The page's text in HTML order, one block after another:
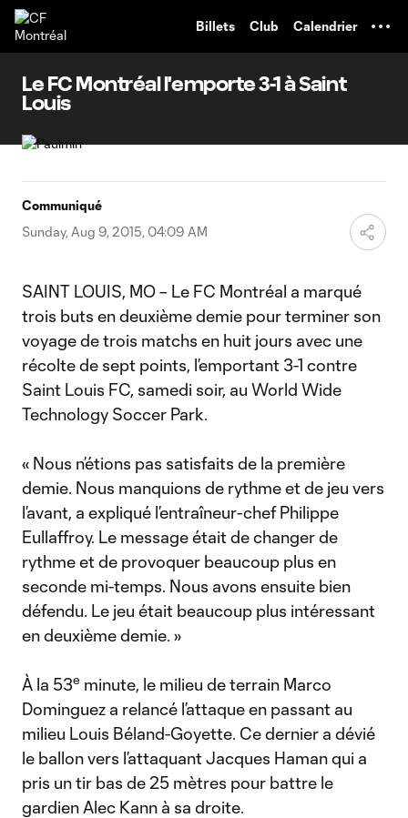
Billets Club Calendrier
Le FC Montréal l'emporte 3-1 à Saint
Louis
Communiqué
Sunday, Aug 9, 2015, 04:09 AM
SAINT LOUIS, MO – Le FC Montréal a marqué
trois buts en deuxième demie pour terminer son
voyage de trois matchs en huit jours avec une
récolte de sept points, l’emportant 3-1 contre
Saint Louis FC, samedi soir, au World Wide
Technology Soccer Park.
« Nous n’étions pas satisfaits de la première
demie. Nous manquions de rythme et de jeu vers
l’avant, a expliqué l’entraîneur-chef Philippe
Eullaffroy. Le message était de changer de
rythme et de provoquer beaucoup plus en
seconde mi-temps. Nous avons ensuite bien
défendu. Le jeu était beaucoup plus intéressant
en deuxième demie. »
À la 53e minute, le milieu de terrain Marco
Dominguez a relancé l’attaque en passant au
milieu Louis Béland-Goyette. Ce dernier a dévié
le ballon vers l’attaquant Jacques Haman qui a
pris un tir bas de 25 mètres pour battre le
gardien Alec Kann à sa droite.